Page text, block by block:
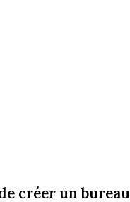
créer un bureau